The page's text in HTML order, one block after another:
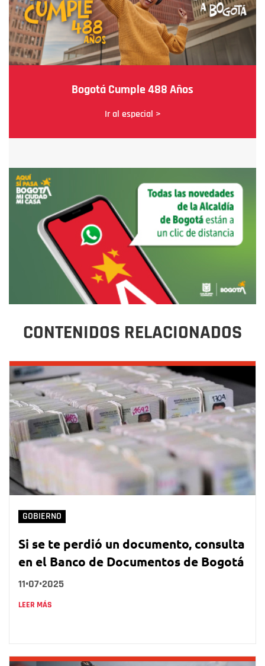
Bogotá Cumple 488 Años
Ir al especial >
CONTENIDOS RELACIONADOS
GOBIERNO
Si se te perdió un documento, consulta
en el Banco de Documentos de Bogotá
11•07•2025
LEER MÁS